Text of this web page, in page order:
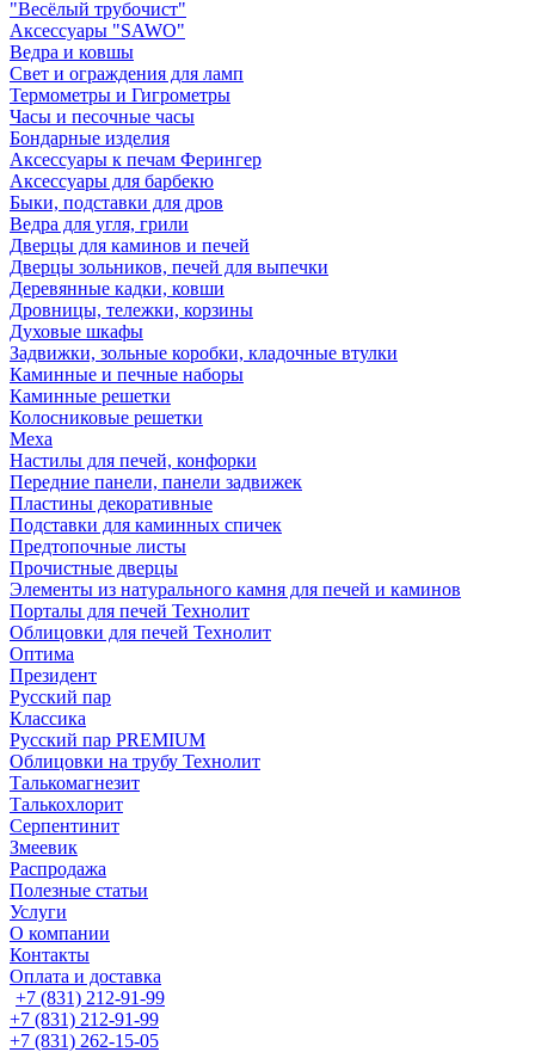
"Весёлый трубочист"
Аксессуары "SAWO"
Ведра и ковшы
Свет и ограждения для ламп
Термометры и Гигрометры
Часы и песочные часы
Бондарные изделия
Аксессуары к печам Ферингер
Аксессуары для барбекю
Быки, подставки для дров
Ведра для угля, грили
Дверцы для каминов и печей
Дверцы зольников, печей для выпечки
Деревянные кадки, ковши
Дровницы, тележки, корзины
Духовые шкафы
Задвижки, зольные коробки, кладочные втулки
Каминные и печные наборы
Каминные решетки
Колосниковые решетки
Меха
Настилы для печей, конфорки
Передние панели, панели задвижек
Пластины декоративные
Подставки для каминных спичек
Предтопочные листы
Прочистные дверцы
Элементы из натурального камня для печей и каминов
Порталы для печей Технолит
Облицовки для печей Технолит
Оптима
Президент
Русский пар
Классика
Русский пар PREMIUM
Облицовки на трубу Технолит
Талькомагнезит
Талькохлорит
Серпентинит
Змеевик
Распродажа
Полезные статьи
Услуги
О компании
Контакты
Оплата и доставка
+7 (831) 212-91-99
+7 (831) 212-91-99
+7 (831) 262-15-05